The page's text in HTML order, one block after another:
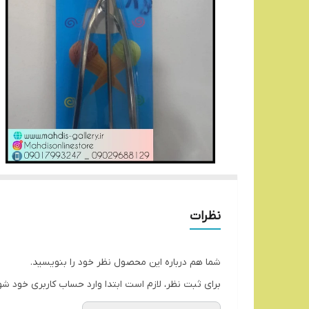
نظرات
شما هم درباره این محصول نظر خود را بنویسید.
برای ثبت نظر، لازم است ابتدا وارد حساب کاربری خود